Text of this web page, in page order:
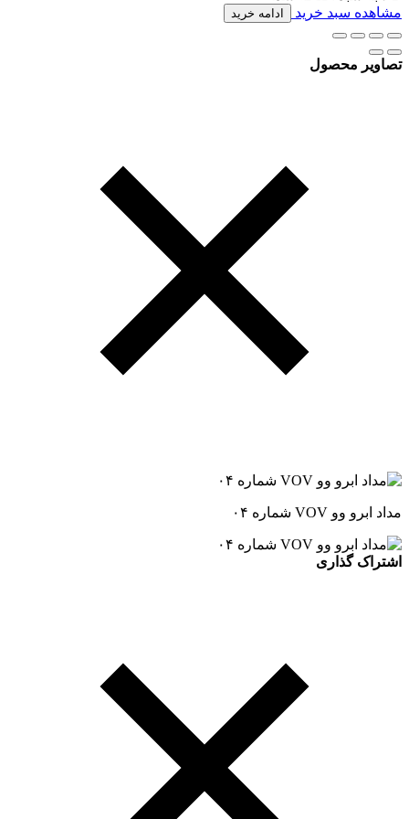
مشاهده سبد خرید
ادامه خرید
تصاویر محصول
مداد ابرو وو VOV شماره ۰۴
اشتراک گذاری